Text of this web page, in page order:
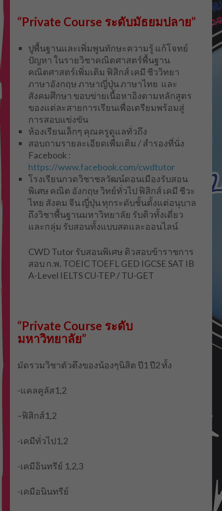
“Private Course ระดับมัธยมปลาย”
ปูพื้นฐานและเพิ่มพูนทักษะความรู้ แก้โจทย์
ปัญหา ในรายวิชาคณิตศาสตร์พื้นฐาน
คณิตศาสตร์เพิ่มเติม ฟิสิกส์ เคมี ชีววิทยา
ภาษาอังกฤษ ภาษาญี่ปุ่น ภาษาไทย และ
สังคมศึกษา ขอบข่ายเนื้อหาอิงตามหลักสูตร
ของแต่ละสายการเรียนเพื่อเตรียมพร้อมสู่
การสอบแข่งขัน
ห้องเรียนเล็กๆ คุณครูดูแลทั่วถึง
สอบถามรายละเอียดเพื่มเติม / สำรองที่นั่ง
Facebook :
https://www.facebook.com/cwdtutor
โรงเรียนกวดวิชาชลวัฒน์ดอนเมืองรับสอน
พิเศษ คณิต อังกฤษ วิทย์ทั่วไป ฟิสิกส์ เคมี ชีวะ
ไทย สังคม จีน ญี่ปุ่น ทุกระดับชั้นตั้งแต่อนุบาล
ถึงวิชาพื้นฐานมหาวิทยาลัย รับติวทั้งเดี่ยว
และกลุ่ม รับสอนทั้งแบบสดและออนไลน์
CWD Tutor รับสอนพิเศษ ติวสอบข้าราชการ
สอบ ก.พ. TOEIC TOEFL GED IGCSE SAT IB
A-Level IELTS CU-TEP / TU-GET
“Private Course ระดับ
มหาวิทยาลัย”
มัดรวมวิชาตัวตึงของน้องๆนิสิต ปี1 ปี2 ทั้ง
-แคลคูลัส1,2
–ฟิสิกส์1,2
-เคมีทั่วไป1,2
-เคมีอินทรีย์ 1,2,3
-เคมีอนินทรีย์